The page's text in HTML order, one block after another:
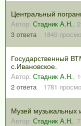
Центральный
Автор: Стадник А.Н.,
3 ответа 1840
Государственный
с.Ивановское.
Автор: Стадник А.Н.,
2 ответа 1781
Музей музыкальных
Автор: Стадник А.Н.,